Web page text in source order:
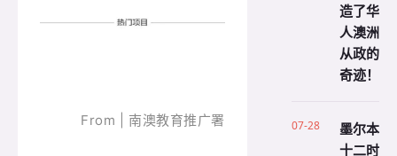
From | 南澳教育推广署
造了华
人澳洲
从政的
奇迹！
07-28
墨尔本
十二时